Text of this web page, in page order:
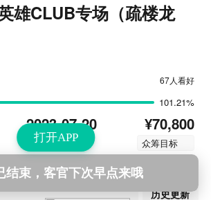
打开APP
雄CLUB专场（疏楼龙
67人看好
101.21%
2023-07-20
结束时间
¥70,800
众筹目标
2023-07-19 11:26
历史更新
结束，客官下次早点来哦